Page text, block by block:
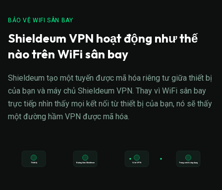
BẢO VỆ WIFI SÂN BAY
Shieldeum VPN hoạt động như thế
nào trên WiFi sân bay
Shieldeum tạo một tuyến được mã hóa riêng tư giữa thiết bị
của bạn và máy chủ Shieldeum VPN. Thay vì WiFi sân bay
trực tiếp nhìn thấy mọi kết nối từ thiết bị của bạn, nó sẽ thấy
một đường hầm VPN được mã hóa.
Thiết bị Đường hầm Shieldeum Vị trí VPN Trang web & ứng dụng